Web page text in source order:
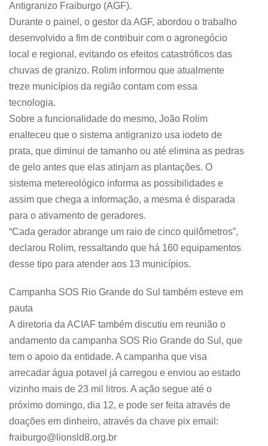
Antigranizo Fraiburgo (AGF).
Durante o painel, o gestor da AGF, abordou o trabalho
desenvolvido a fim de contribuir com o agronegócio
local e regional, evitando os efeitos catastróficos das
chuvas de granizo. Rolim informou que atualmente
treze municípios da região contam com essa
tecnologia.
Sobre a funcionalidade do mesmo, João Rolim
enalteceu que o sistema antigranizo usa iodeto de
prata, que diminui de tamanho ou até elimina as pedras
de gelo antes que elas atinjam as plantações. O
sistema metereológico informa as possibilidades e
assim que chega a informação, a mesma é disparada
para o ativamento de geradores.
“Cada gerador abrange um raio de cinco quilômetros”,
declarou Rolim, ressaltando que há 160 equipamentos
desse tipo para atender aos 13 municípios.
Campanha SOS Rio Grande do Sul também esteve em
pauta
A diretoria da ACIAF também discutiu em reunião o
andamento da campanha SOS Rio Grande do Sul, que
tem o apoio da entidade. A campanha que visa
arrecadar água potavel já carregou e enviou ao estado
vizinho mais de 23 mil litros. A ação segue até o
próximo domingo, dia 12, e pode ser feita através de
doações em dinheiro, através da chave pix email:
fraiburgo@lionsld8.org.br